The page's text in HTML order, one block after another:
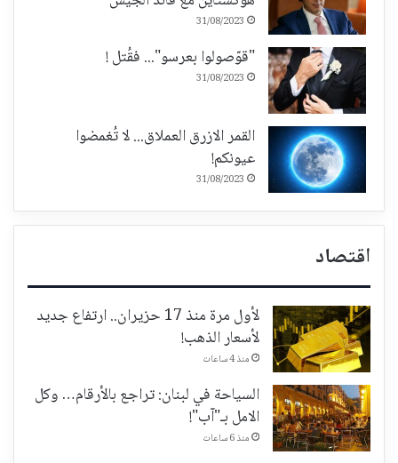
31/08/2023
"قوّصولوا بعرسو"... فقُتل !
31/08/2023
القمر الازرق العملاق... لا تُغمضوا
عيونكم!
31/08/2023
اقتصاد
لأول مرة منذ 17 حزيران.. ارتفاع جديد
لأسعار الذهب!
منذ 4 ساعات
السياحة في لبنان: تراجع بالأرقام… وكل
الامل بـ"آب"!
منذ 6 ساعات